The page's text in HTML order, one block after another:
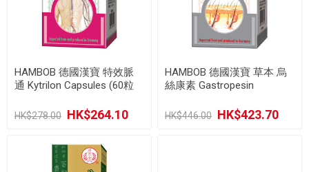
HAMBOB 德國漢寶 特效脈
通 Kytrilon Capsules (60粒
HK$278.00 HK$264.10
HAMBOB 德國漢寶 草本 烏
絲康素 Gastropesin
HK$446.00 HK$423.70